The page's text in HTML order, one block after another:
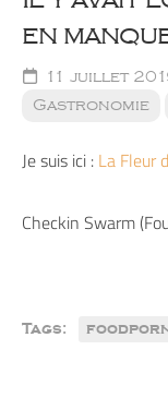
en
11 juillet
Gastronomie
Je suis ici : La Fleur
Checkin Swarm
Tags: